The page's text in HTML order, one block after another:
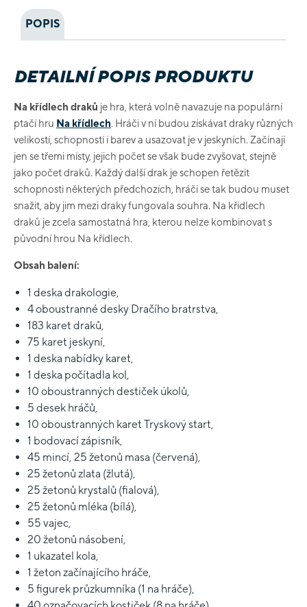
POPIS
DETAILNÍ POPIS PRODUKTU
Na křídlech draků je hra, která volně navazuje na populární
ptačí hru Na křídlech. Hráči v ní budou získávat draky různých
velikostí, schopností i barev a usazovat je v jeskyních. Začínají
jen se třemi místy, jejich počet se však bude zvyšovat, stejně
jako počet draků. Každý další drak je schopen řetězit
schopnosti některých předchozích, hráči se tak budou muset
snažit, aby jim mezi draky fungovala souhra. Na křídlech
draků je zcela samostatná hra, kterou nelze kombinovat s
původní hrou Na křídlech.
Obsah balení:
1 deska drakologie,
4 oboustranné desky Dračího bratrstva,
183 karet draků,
75 karet jeskyní,
1 deska nabídky karet,
1 deska počítadla kol,
10 oboustranných destiček úkolů,
5 desek hráčů,
10 oboustranných karet Tryskový start,
1 bodovací zápisník,
45 mincí, 25 žetonů masa (červená),
25 žetonů zlata (žlutá),
25 žetonů krystalů (fialová),
25 žetonů mléka (bílá),
55 vajec,
20 žetonů násobení,
1 ukazatel kola,
1 žeton začínajícího hráče,
5 figurek průzkumníka (1 na hráče),